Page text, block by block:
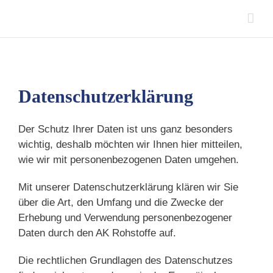
content
Datenschutzerklärung
Der Schutz Ihrer Daten ist uns ganz besonders
wichtig, deshalb möchten wir Ihnen hier mitteilen,
wie wir mit personenbezogenen Daten umgehen.
Mit unserer Datenschutzerklärung klären wir Sie
über die Art, den Umfang und die Zwecke der
Erhebung und Verwendung personenbezogener
Daten durch den AK Rohstoffe auf.
Die rechtlichen Grundlagen des Datenschutzes